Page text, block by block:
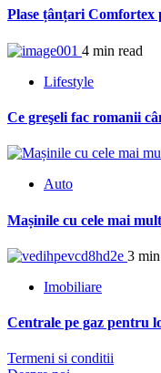
Plase țânțari Comfortex
4 min read
Lifestyle
Ce greşeli fac romanii
Auto
Mașinile cu cele mai
3
Imobiliare
Centrale pe gaz pentru
Termeni si conditii